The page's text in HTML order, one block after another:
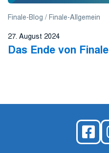
Finale-Blog
Finale-Allgemein
27. August 2024
Das Ende von Finale